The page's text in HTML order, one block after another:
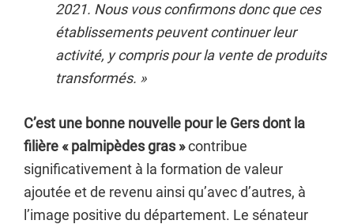
2021. Nous vous confirmons donc que ces
établissements peuvent continuer leur
activité, y compris pour la vente de produits
transformés. »
C’est une bonne nouvelle pour le Gers dont la
filière « palmipèdes gras »contribue
significativement à la formation de valeur
ajoutée et de revenu ainsi qu’avec d’autres, à
l’image positive du département. Le sénateur